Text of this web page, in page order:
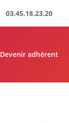
03.45.18.23.20
Devenir adhérent